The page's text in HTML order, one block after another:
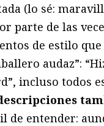
(lo sé:
parte de las
de estilo
audaz”:
incluso todos
de entender: